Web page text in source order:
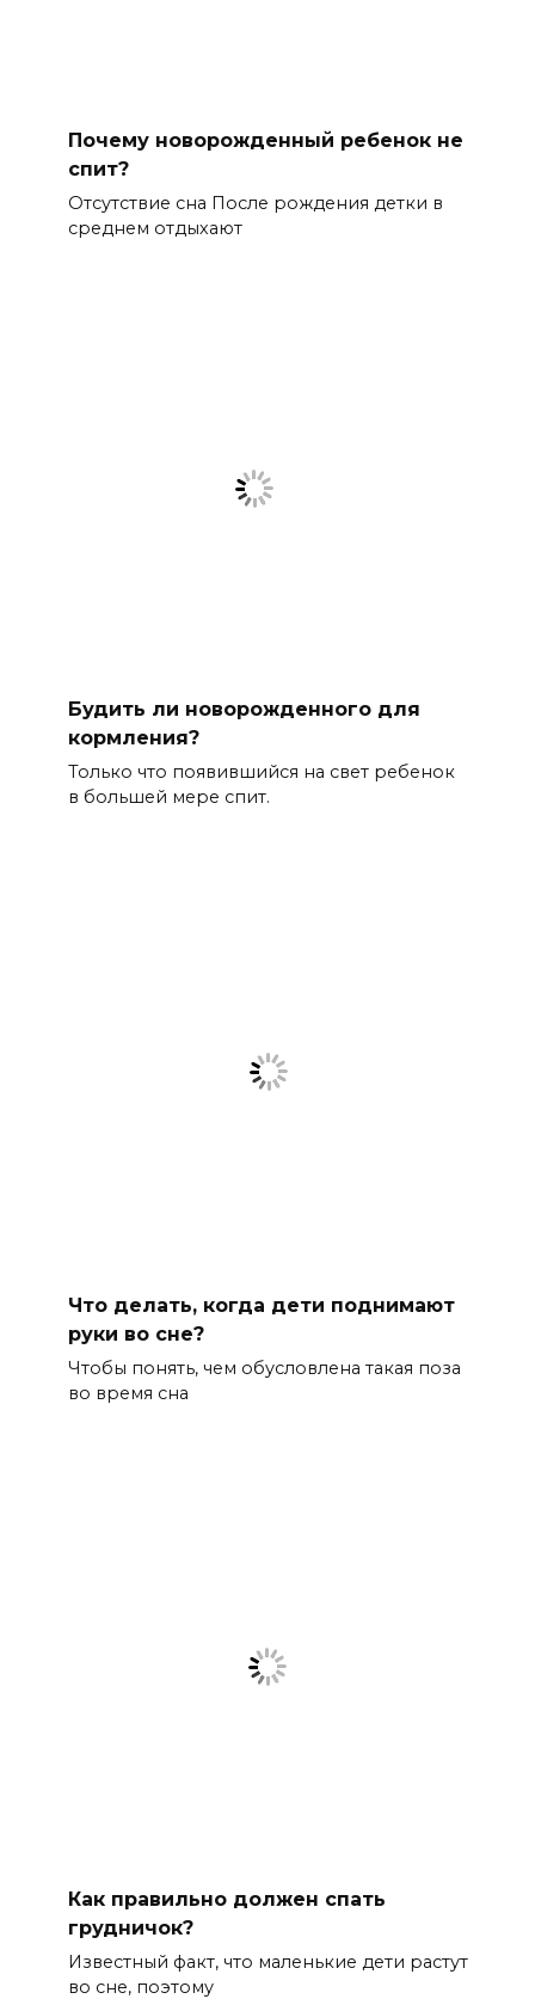
Почему новорожденный ребенок не
спит?
Отсутствие сна После рождения детки в
среднем отдыхают
Будить ли новорожденного для
кормления?
Только что появившийся на свет ребенок
в большей мере спит.
Что делать, когда дети поднимают
руки во сне?
Чтобы понять, чем обусловлена такая поза
во время сна
Как правильно должен спать
грудничок?
Известный факт, что маленькие дети растут
во сне, поэтому